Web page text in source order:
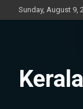
to
Sunday, August 9,